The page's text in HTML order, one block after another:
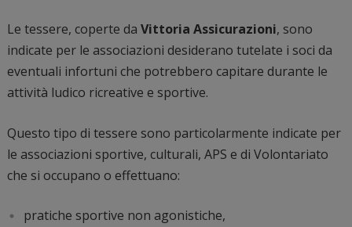
Le tessere, coperte da Vittoria Assicurazioni, sono
indicate per le associazioni desiderano tutelate i soci da
eventuali infortuni che potrebbero capitare durante le
attività ludico ricreative e sportive.
Questo tipo di tessere sono particolarmente indicate per
le associazioni sportive, culturali, APS e di Volontariato
che si occupano o effettuano:
pratiche sportive non agonistiche,